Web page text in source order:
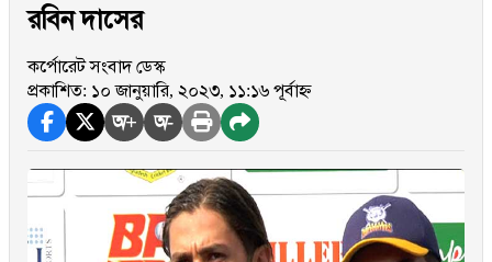
রবিন দাসের
কর্পোরেট সংবাদ ডেস্ক
প্রকাশিত: ১০ জানুয়ারি, ২০২৩, ১১:১৬ পূর্বাহ্ন
অ+ অ-